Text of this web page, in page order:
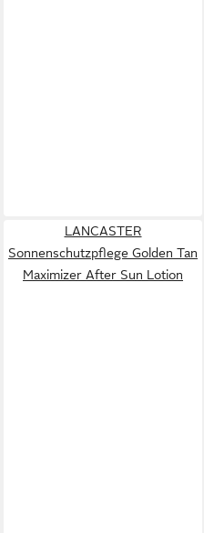
LANCASTER
Sonnenschutzpflege Golden Tan
Maximizer After Sun Lotion